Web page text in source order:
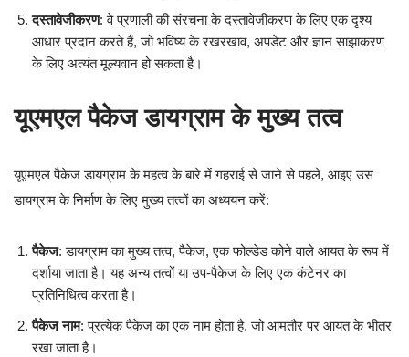
दस्तावेजीकरण: वे प्रणाली की संरचना के दस्तावेजीकरण के लिए एक दृश्य
आधार प्रदान करते हैं, जो भविष्य के रखरखाव, अपडेट और ज्ञान साझाकरण
के लिए अत्यंत मूल्यवान हो सकता है।
यूएमएल पैकेज डायग्राम के मुख्य तत्व
यूएमएल पैकेज डायग्राम के महत्व के बारे में गहराई से जाने से पहले, आइए उस
डायग्राम के निर्माण के लिए मुख्य तत्वों का अध्ययन करें:
पैकेज: डायग्राम का मुख्य तत्व, पैकेज, एक फोल्डेड कोने वाले आयत के रूप में
दर्शाया जाता है। यह अन्य तत्वों या उप-पैकेज के लिए एक कंटेनर का
प्रतिनिधित्व करता है।
पैकेज नाम: प्रत्येक पैकेज का एक नाम होता है, जो आमतौर पर आयत के भीतर
रखा जाता है।